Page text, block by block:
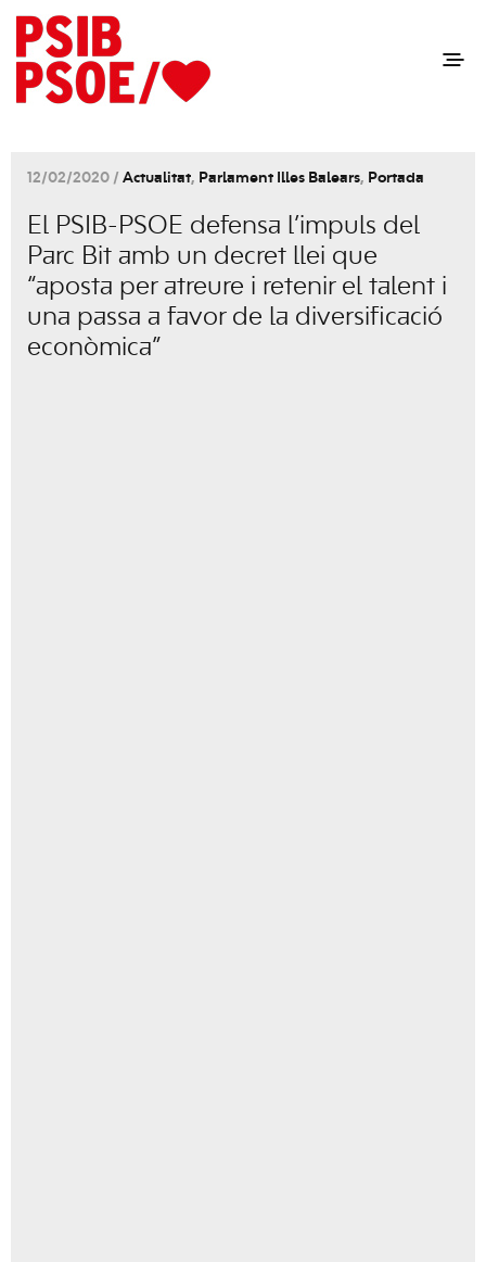
12/02/2020 / Actualitat, Parlament Illes Balears, Portada
El PSIB-PSOE defensa l’impuls del
Parc Bit amb un decret llei que
“aposta per atreure i retenir el talent i
una passa a favor de la diversificació
econòmica”